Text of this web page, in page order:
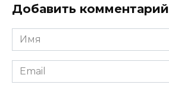
Добавить комментарий
Имя
*
Email
*